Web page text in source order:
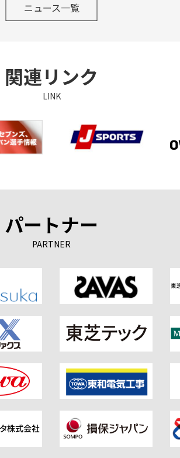
ニュース一覧
関連リンク
LINK
パートナー
PARTNER